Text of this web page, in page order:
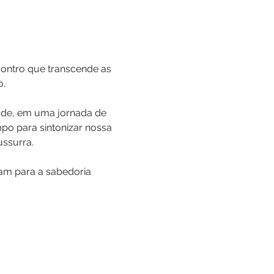
que transcende as
em uma jornada de
para sintonizar nossa
para a sabedoria